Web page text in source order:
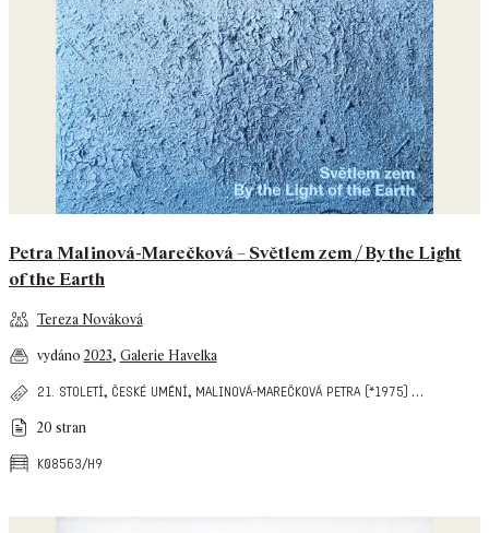
Petra Malinová-Marečková – Světlem zem / By the Light
of the Earth
Tereza Nováková
vydáno 2023, Galerie Havelka
21. století, české umění, malinová-marečková petra (*1975) …
20 stran
k08563/h9